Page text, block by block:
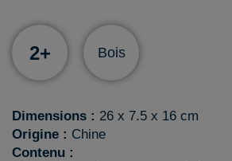
2+ Bois
Dimensions : 26 x 7.5 x 16 cm
Origine : Chine
Contenu :